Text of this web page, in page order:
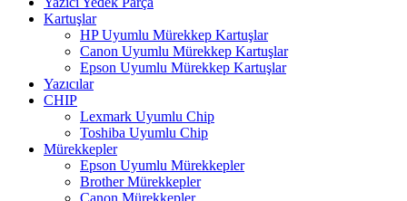
Kartuşlar
HP Uyumlu Mürekkep Kartuşlar
Canon Uyumlu Mürekkep Kartuşlar
Epson Uyumlu Mürekkep Kartuşlar
Yazıcılar
CHIP
Lexmark Uyumlu Chip
Toshiba Uyumlu Chip
Mürekkepler
Epson Uyumlu Mürekkepler
Brother Mürekkepler